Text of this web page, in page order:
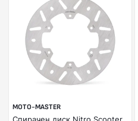
MOTO-MASTER